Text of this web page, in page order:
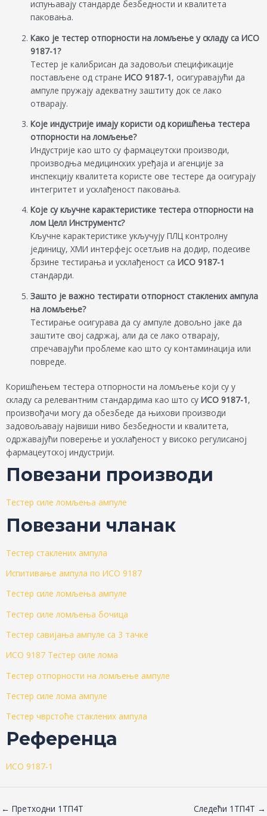
испуњавају стандарде безбедности и квалитета
паковања.
Како је тестер отпорности на ломљење у складу са ИСО
9187-1?
Тестер је калибрисан да задовољи спецификације
постављене од странеИСО 9187-1, осигуравајући да
ампуле пружају адекватну заштиту док се лако
отварају.
Које индустрије имају користи од коришћења тестера
отпорности на ломљење?
Индустрије као што су фармацеутски производи,
производња медицинских уређаја и агенције за
инспекцију квалитета користе ове тестере да осигурају
интегритет и усклађеност паковања.
Које су кључне карактеристике тестера отпорности на
лом Целл Инструментс?
Кључне карактеристике укључују ПЛЦ контролну
јединицу, ХМИ интерфејс осетљив на додир, подесиве
брзине тестирања и усклађеност саИСО 9187-1
стандарди.
Зашто је важно тестирати отпорност стаклених ампула
на ломљење?
Тестирање осигурава да су ампуле довољно јаке да
заштите свој садржај, али да се лако отварају,
спречавајући проблеме као што су контаминација или
повреде.
Коришћењем тестера отпорности на ломљење који су у
складу са релевантним стандардима као што су ИСО 9187-1,
произвођачи могу да обезбеде да њихови производи
задовољавају највиши ниво безбедности и квалитета,
одржавајући поверење и усклађеност у високо регулисаној
фармацеутској индустрији.
Повезани производи
Тестер силе ломљења ампуле
Повезани чланак
Тестер стаклених ампула
Испитивање ампула по ИСО 9187
Тестер силе ломљења ампуле
Тестер силе ломљења бочица
Тестер савијања ампуле са 3 тачке
ИСО 9187 Тестер силе лома
Тестер отпорности на ломљење ампуле
Тестер силе лома ампуле
Тестер чврстоће стаклених ампула
Референца
ИСО 9187-1
← Претходни 1ТП4Т Следећи 1ТП4Т →